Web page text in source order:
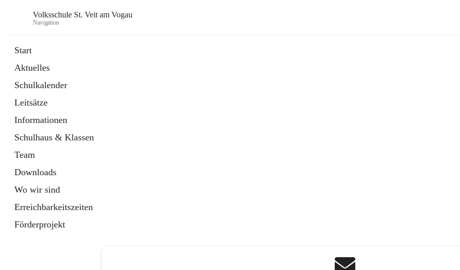
Volksschule St. Veit am Vogau
Navigation
Start
Aktuelles
Schulkalender
Leitsätze
Informationen
Schulhaus & Klassen
Team
Downloads
Wo wir sind
Erreichbarkeitszeiten
Förderprojekt